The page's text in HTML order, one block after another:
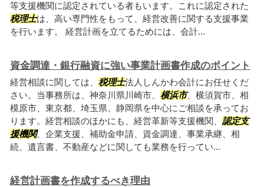
等支援機関に認定されている者もいます。これに認定された
税理士は、高い専門性をもって、経営改善に関する支援事業
を行います。 経営計画を立てるためには、会計...
資金調達・銀行融資に強い事業計画書作成のポイント
経営相談に関しては、 税理士法人しんかわ会計にお任せくだ
さい。当事務所は、神奈川県川崎市、 横浜市、横須賀市、相
模原市、東京都、埼玉県、静岡県を中心にご相談を承ってお
ります。経営相談のほかにも、経営革新等支援機関、 認定支
援機関、企業支援、補助金申請、資金調達、事業承継、相
続、遺言書、不動産などに関しても業務を行ってい...
経営計画書を作成するべき理由